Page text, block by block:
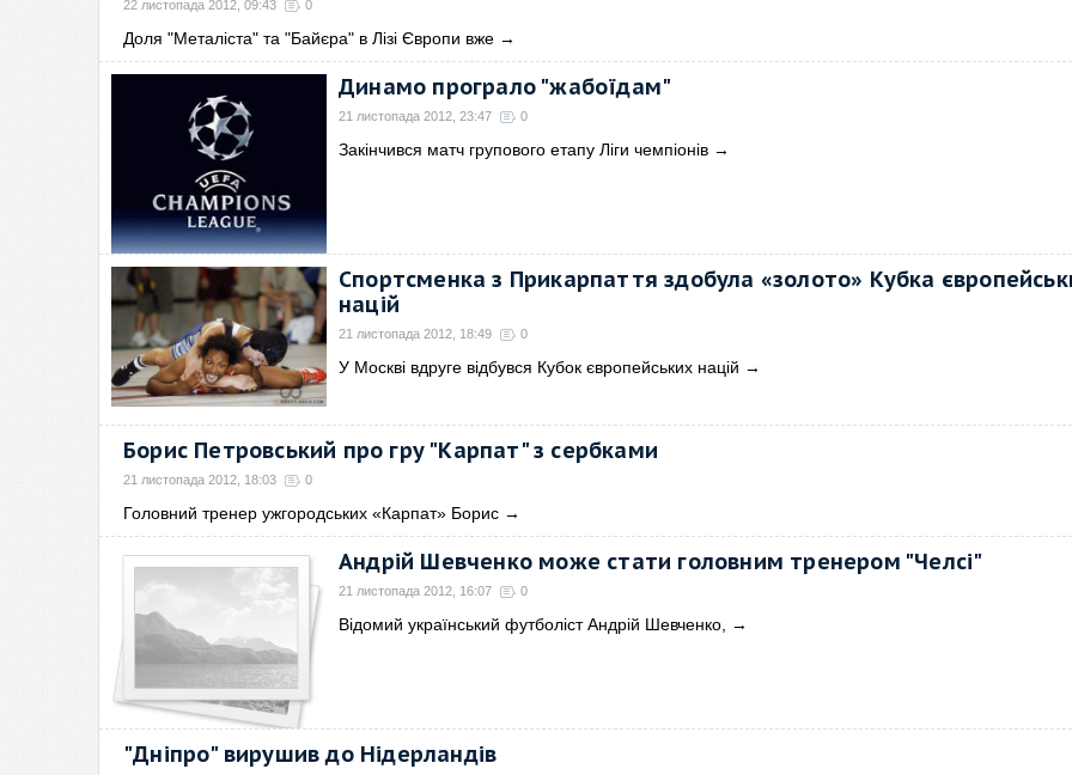
22 листопада 2012, 09:43 0
Доля "Металіста" та "Байєра" в Лізі Європи вже →
Динамо програло "жабоїдам"
21 листопада 2012, 23:47 0
Закінчився матч групового етапу Ліги чемпіонів →
Спортсменка з Прикарпаття здобула «золото» Кубка
націй
21 листопада 2012, 18:49 0
У Москві вдруге відбувся Кубок європейських націй →
Борис Петровський про гру "Карпат" з сербками
21 листопада 2012, 18:03 0
Головний тренер ужгородських «Карпат» Борис →
Андрій Шевченко може стати головним тренером "Челсі"
21 листопада 2012, 16:07 0
Відомий український футболіст Андрій Шевченко, →
"Дніпро" вирушив до Нідерландів